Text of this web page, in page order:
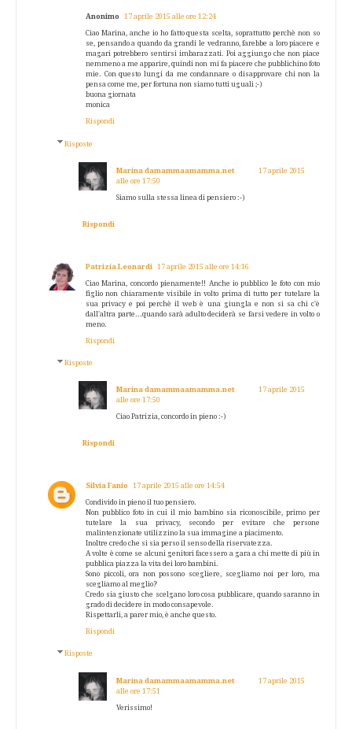
Anonimo 17 aprile 2015 alle ore 12:24
Ciao Marina, anche io ho fatto questa scelta, soprattutto perchè non so
se, pensando a quando da grandi le vedranno, farebbe a loro piacere e
magari potrebbero sentirsi imbarazzati. Poi aggiungo che non piace
nemmeno a me apparire, quindi non mi fa piacere che pubblichino foto
mie. Con questo lungi da me condannare o disapprovare chi non la
pensa come me, per fortuna non siamo tutti uguali ;-)
buona giornata
monica
Rispondi
Risposte
Marina damammaamamma.net
17 aprile 2015
alle ore 17:50
Siamo sulla stessa linea di pensiero :-)
Rispondi
Patrizia Leonardi 17 aprile 2015 alle ore 14:16
Ciao Marina, concordo pienamente!! Anche io pubblico le foto con mio
figlio non chiaramente visibile in volto prima di tutto per tutelare la
sua privacy e poi perchè il web è una giungla e non si sa chi c'è
dall'altra parte...quando sarà adulto deciderà se farsi vedere in volto o
meno.
Rispondi
Risposte
Marina damammaamamma.net
17 aprile 2015
alle ore 17:50
Ciao Patrizia, concordo in pieno :-)
Rispondi
Silvia Fanio 17 aprile 2015 alle ore 14:54
Condivido in pieno il tuo pensiero.
Non pubblico foto in cui il mio bambino sia riconoscibile, primo per
tutelare la sua privacy, secondo per evitare che persone
malintenzionate utilizzino la sua immagine a piacimento.
Inoltre credo che si sia perso il senso della riservatezza.
A volte è come se alcuni genitori facessero a gara a chi mette di più in
pubblica piazza la vita dei loro bambini.
Sono piccoli, ora non possono scegliere, scegliamo noi per loro, ma
scegliamo al meglio?
Credo sia giusto che scelgano loro cosa pubblicare, quando saranno in
grado di decidere in modo consapevole.
Rispettarli, a parer mio, è anche questo.
Rispondi
Risposte
Marina damammaamamma.net
17 aprile 2015
alle ore 17:51
Verissimo!